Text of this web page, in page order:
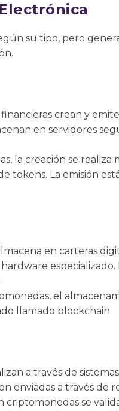
su tipo, pero
financieras crean y
en servidores
la creación se
tokens. La emisión
en carteras
especializado.
el
llamado blockchain.
a través de
enviadas a través de
criptomonedas se